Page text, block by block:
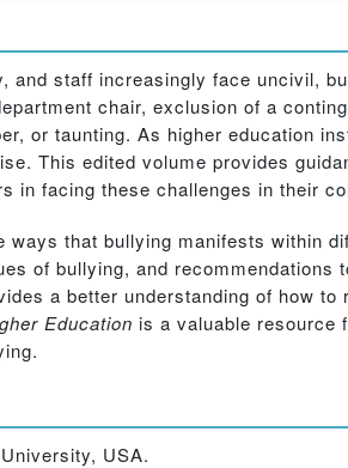
and staff increasingly face uncivil,
chair, exclusion of a
or taunting. As higher education
This edited volume provides
in facing these challenges in their
that bullying manifests within
of bullying, and recommendations
a better understanding of how to
Education is a valuable resource
USA.